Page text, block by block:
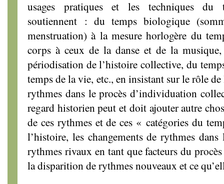
usages pratiques et les techniques du
soutiennent : du temps biologique
menstruation) à la mesure horlogère du
corps à ceux de la danse et de la
périodisation de l’histoire collective, du
temps de la vie, etc., en insistant sur le rôle
rythmes dans le procès d’individuation
regard historien peut et doit ajouter autre
de ces rythmes et de ces « catégories du
l’histoire, les changements de rythmes
rythmes rivaux en tant que facteurs du
la disparition de rythmes nouveaux et ce